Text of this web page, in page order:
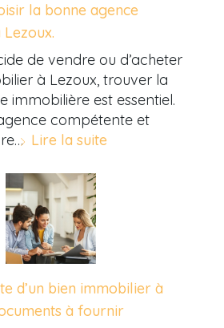
la bonne agence
de vendre ou d’acheter
à Lezoux, trouver la
immobilière est essentiel.
compétente et
Lire la suite
d’un bien immobilier à
à fournir